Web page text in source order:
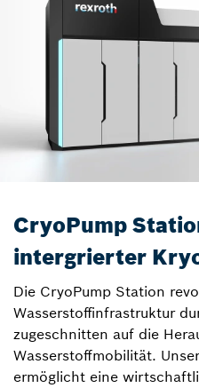
CryoPump
intergrierter
Die CryoPump Station
Wasserstoffinfrastruktur
zugeschnitten auf die
Wasserstoffmobilität.
ermöglicht eine